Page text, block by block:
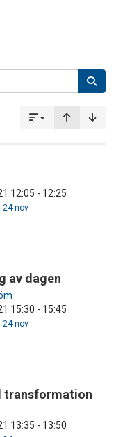
12:05 - 12:25
24 nov
av dagen
15:30 - 15:45
24 nov
transformation
13:35 - 13:50